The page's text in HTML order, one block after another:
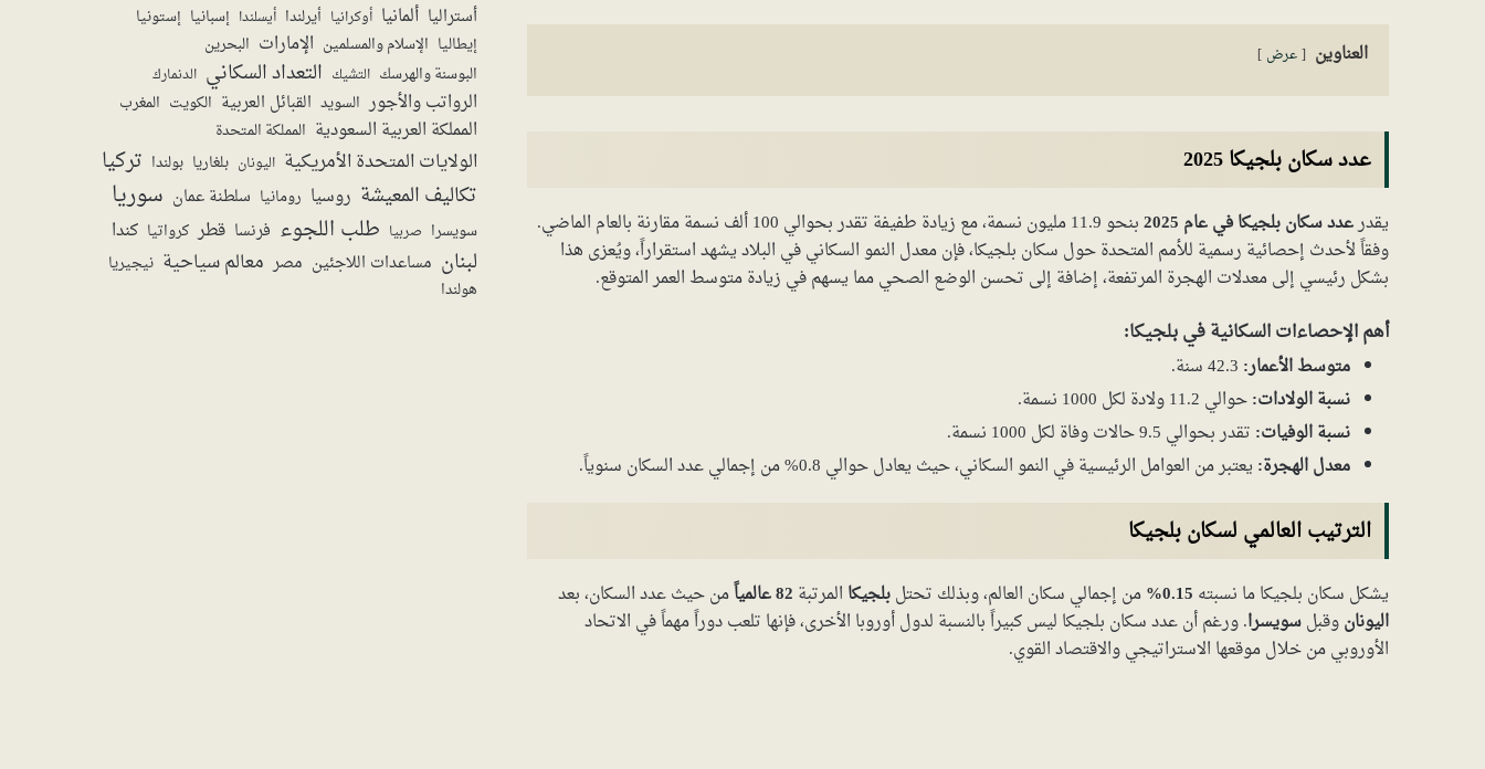
العناوين عرض
عدد سكان بلجيكا 2025
يقدرعدد سكان بلجيكا في عام 2025
بنحو 11.9 مليون نسمة، مع زيادة طفيفة تقدر بحوالي 100 ألف نسمة مقارنة بالعام الماضي.
وفقاً لأحدث إحصائية رسمية للأمم المتحدة حول سكان بلجيكا، فإن معدل النمو السكاني في البلاد يشهد استقراراً، ويُعزى هذا
بشكل رئيسي إلى معدلات الهجرة المرتفعة، إضافة إلى تحسن الوضع الصحي مما يسهم في زيادة متوسط العمر المتوقع.
أهم الإحصاءات السكانية في بلجيكا:
متوسط الأعمار:
نسبة الولادات:حوالي 11.2 ولادة لكل 1000 نسمة.
نسبة الوفيات: تقدر بحوالي 9.5 حالات وفاة لكل 1000 نسمة.
معدل الهجرة: يعتبر من العوامل الرئيسية في النمو السكاني، حيث يعادل حوالي 0.8% من إجمالي عدد السكان سنوياً.
الترتيب العالمي لسكان بلجيكا
يشكل سكان بلجيكا ما نسبته 0.15% من إجمالي سكان العالم، وبذلك تحتلبلجيكا المرتبة 82 عالمياً
من حيث عدد السكان، بعد
اليونانوقبلسويسرا. ورغم أن عدد سكان بلجيكا ليس كبيراً بالنسبة لدول أوروبا الأخرى، فإنها تلعب دوراً مهماً في الاتحاد
الأوروبي من خلال موقعها الاستراتيجي والاقتصاد القوي.
أستراليا ألمانيا أوكرانيا أيرلندا أيسلندا إسبانيا إستونيا
إيطاليا الإسلام والمسلمين الإمارات البحرين
البوسنة والهرسك التشيك التعداد السكاني الدنمارك
الرواتب والأجور السويد القبائل العربية الكويت المغرب
المملكة العربية السعودية المملكة المتحدة
الولايات المتحدة الأمريكية اليونان بلغاريا بولندا تركيا
تكاليف المعيشة روسيا رومانيا سلطنة عمان سوريا
سويسرا صربيا طلب اللجوء فرنسا قطر كرواتيا كندا
لبنان مساعدات اللاجئين مصر معالم سياحية نيجيريا
هولندا